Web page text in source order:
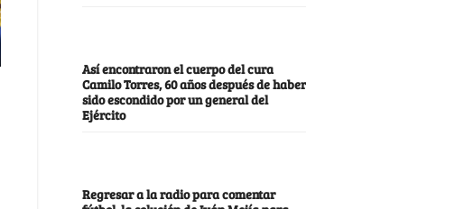
Así encontraron el cuerpo del cura
Camilo Torres, 60 años después de haber
sido escondido por un general del
Ejército
Regresar a la radio para comentar